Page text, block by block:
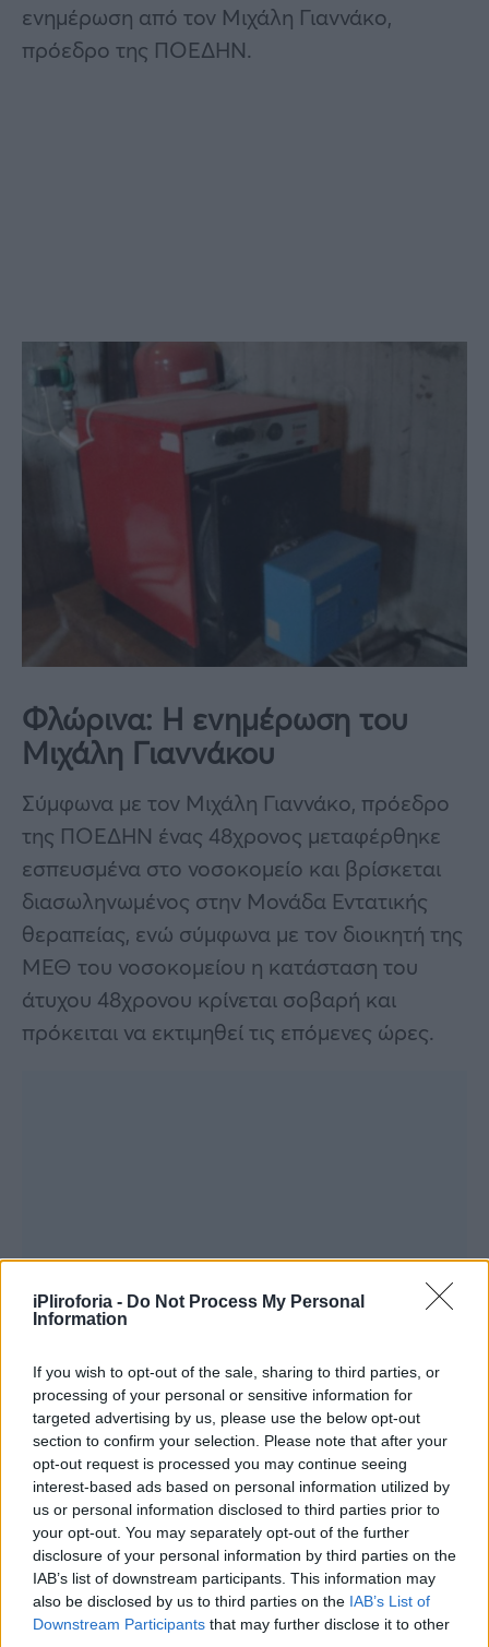
iPliroforia - Do Not Process My Personal
Information
If you wish to opt-out of the sale, sharing to third parties, or
processing of your personal or sensitive information for
targeted advertising by us, please use the below opt-out
section to confirm your selection. Please note that after your
opt-out request is processed you may continue seeing
interest-based ads based on personal information utilized by
us or personal information disclosed to third parties prior to
your opt-out. You may separately opt-out of the further
disclosure of your personal information by third parties on the
IAB’s list of downstream participants. This information may
also be disclosed by us to third parties on the IAB’s List of
Downstream Participants that may further disclose it to other
ενημέρωση από τον Μιχάλη Γιαννάκο,
πρόεδρο της ΠΟΕΔΗΝ.
Φλώρινα: Η ενημέρωση του
Μιχάλη Γιαννάκου
Σύμφωνα με τον Μιχάλη Γιαννάκο, πρόεδρο
της ΠΟΕΔΗΝ ένας 48χρονος μεταφέρθηκε
εσπευσμένα στο νοσοκομείο και βρίσκεται
διασωληνωμένος στην Μονάδα Εντατικής
θεραπείας, ενώ σύμφωνα με τον διοικητή της
ΜΕΘ του νοσοκομείου η κατάσταση του
άτυχου 48χρονου κρίνεται σοβαρή και
πρόκειται να εκτιμηθεί τις επόμενες ώρες.